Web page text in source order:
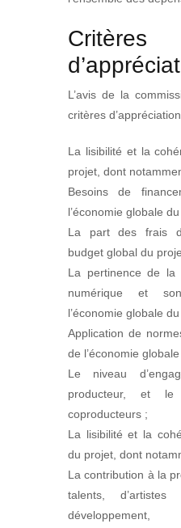
Critères
L’avis de la
critères
La lisibilité et la
projet, dont
Besoins de
l’économie globale
La part des frais
budget global du
La pertinence de la
numérique et
l’économie globale
Application de
de l’économie
Le niveau
producteur, et
coproducteurs ;
La lisibilité et la
du projet, dont
La contribution à la
talents,
développement,